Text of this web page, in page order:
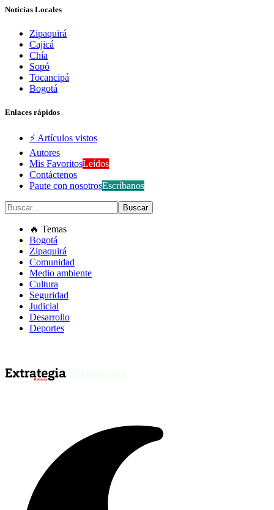
Noticias Locales
Zipaquirá
Cajicá
Chía
Sopó
Tocancipá
Bogotá
Enlaces rápidos
⚡️ Artículos vistos
Autores
Mis FavoritosLeídos
Contáctenos
Paute con nosotrosEscríbanos
🔥 Temas
Bogotá
Zipaquirá
Comunidad
Medio ambiente
Cultura
Seguridad
Judicial
Desarrollo
Deportes